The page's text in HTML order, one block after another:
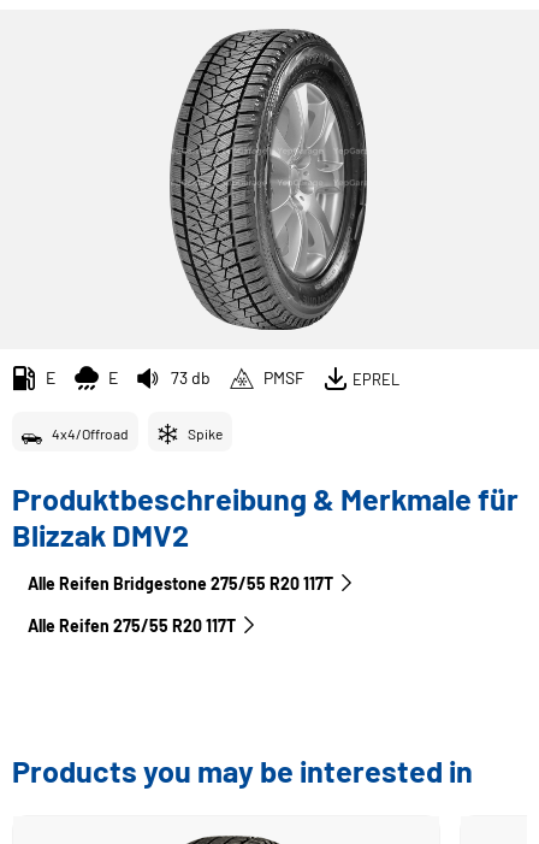
E E 73 db PMSF EPREL
4x4/Offroad Spike
Produktbeschreibung & Merkmale für
Blizzak DMV2
Alle Reifen Bridgestone 275/55 R20 117T
Alle Reifen‎ 275/55 R20 117T
Products you may be interested in